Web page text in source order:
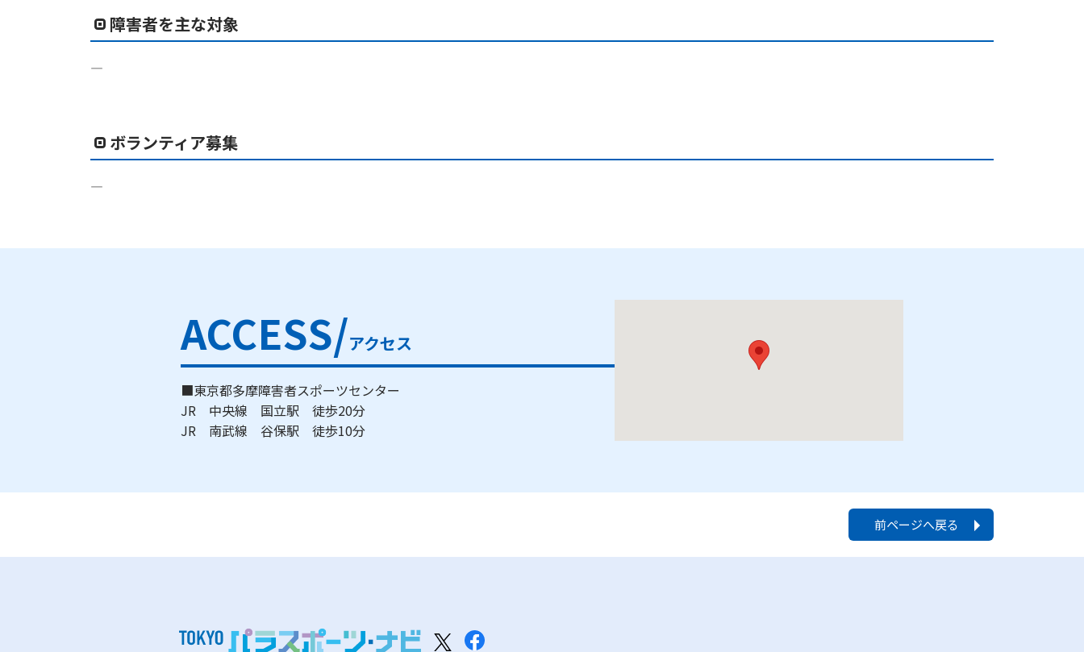
障害者を主な対象
―
ボランティア募集
―
ACCESS/アクセス
■東京都多摩障害者スポーツセンター
JR 中央線 国立駅 徒歩20分
JR 南武線 谷保駅 徒歩10分
前ページへ戻る